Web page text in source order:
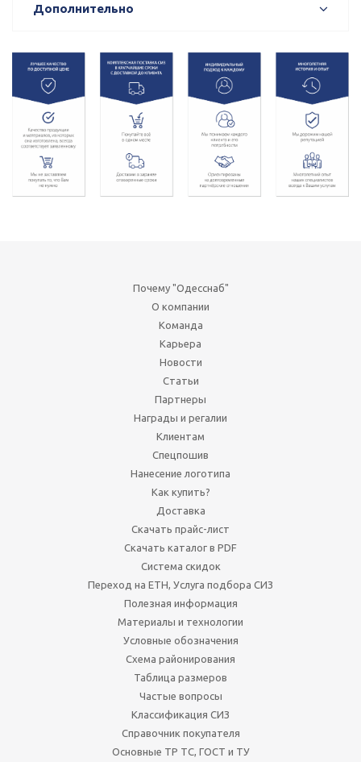
Дополнительно
Почему "Одесснаб"
О компании
Команда
Карьера
Новости
Статьи
Партнеры
Награды и регалии
Клиентам
Спецпошив
Нанесение логотипа
Как купить?
Доставка
Скачать прайс-лист
Скачать каталог в PDF
Система скидок
Переход на ЕТН, Услуга подбора СИЗ
Полезная информация
Материалы и технологии
Условные обозначения
Схема районирования
Таблица размеров
Частые вопросы
Классификация СИЗ
Справочник покупателя
Основные ТР ТС, ГОСТ и ТУ